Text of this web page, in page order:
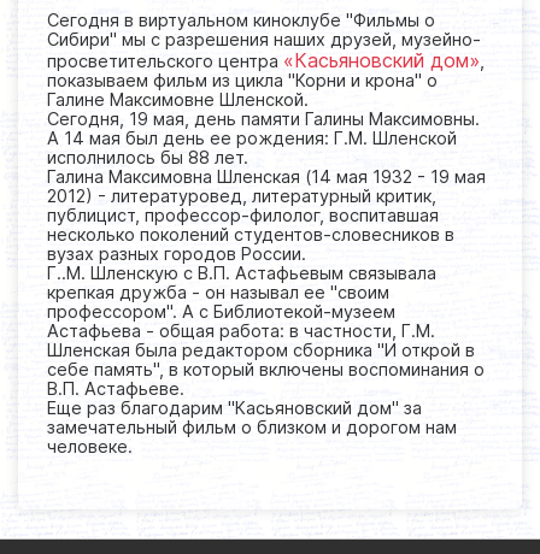
Сегодня в виртуальном киноклубе "Фильмы о
Сибири" мы с разрешения наших друзей, музейно-
просветительского центра «Касьяновский дом»
показываем фильм из цикла "Корни и крона" о
Галине Максимовне Шленской.
Сегодня, 19 мая, день памяти Галины Максимовны.
А 14 мая был день ее рождения: Г.М. Шленской
исполнилось бы 88 лет.
Галина Максимовна Шленская (14 мая 1932 - 19 мая
2012) - литературовед, литературный критик,
публицист, профессор-филолог, воспитавшая
несколько поколений студентов-словесников в
вузах разных городов России.
Г..М. Шленскую с В.П. Астафьевым связывала
крепкая дружба - он называл ее "своим
профессором". А с Библиотекой-музеем
Астафьева - общая работа: в частности, Г.М.
Шленская была редактором сборника "И открой в
себе память", в который включены воспоминания о
В.П. Астафьеве.
Еще раз благодарим "Касьяновский дом" за
замечательный фильм о близком и дорогом нам
человеке.